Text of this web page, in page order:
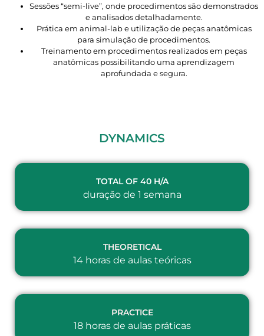
Sessões “semi-live”, onde procedimentos são demonstrados
e analisados detalhadamente.
Prática em animal-lab e utilização de peças anatômicas
para simulação de procedimentos.
Treinamento em procedimentos realizados em peças
anatômicas possibilitando uma aprendizagem
aprofundada e segura.
DYNAMICS
TOTAL OF 40 H/A
duração de 1 semana
THEORETICAL
14 horas de aulas teóricas
PRACTICE
18 horas de aulas práticas